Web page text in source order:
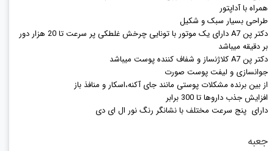
همراه با آداپتور
طراحی بسیار سبک و شکیل
دکتر پن A7 دارای یک موتور با تونایی چرخش غلطکی پر سرعت تا 20 هزار دور
بر دقیقه میباشد
دکتر پن A7 کلاژنساز و شفاف کننده پوست میباشد
جوانسازی و لیفت پوست صورت
از بین برنده مشکلات پوستی مانند جای آکنه،اسکار و منافذ باز
افزایش جذب داروها تا 300 برابر
دارای پنج سرعت مختلف با نشانگر رنگ نور ال ای دی
جعبه